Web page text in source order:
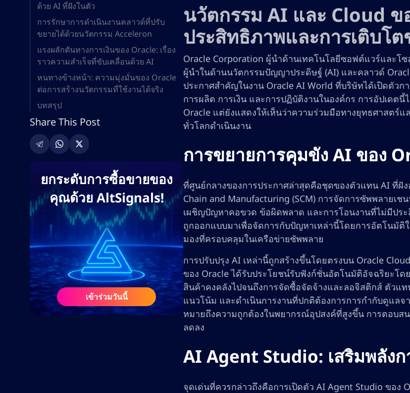
ด้วย AI ที่ฝังในตัว
การรักษาการดำเนินงานคลาวด์ที่ปรับ
ขยายได้ด้วยนวัตกรรม Acceleron
แรงผลักดันทางการเงินของ Oracle: เรื่อง
ราวความสำเร็จที่ขับเคลื่อนด้วย AI
หนทางข้างหน้า: ความมุ่งมั่นของ Oracle
ต่อการสร้างนวัตกรรมที่ใช้งานได้จริง
บทสรุป
Share This Post
ยกระดับการซื้อขายของ
คุณด้วย AltSignals!
เข้าร่วมวันนี้
นวัตกรรม AI และ Cloud
ประสิทธิภาพและการเติบโ
Oracle Corporation ผู้นำด้านเทคโนโลยีซอฟต์แวร์และโ
ผู้นำในด้านนวัตกรรมปัญญาประดิษฐ์ (AI) และคลาวด์
ประกาศสำคัญในงาน Oracle AI World ที่บริษัทได้เปิดตัว
การผลิต การเงิน และการปฏิบัติงานในองค์กร การอัปเดตนี้
Oracle แต่ยังแสดงให้เห็นว่าความร่วมมือทางยุทธศาสตร์
ทั่วโลกดำเนินงาน
การขยายการคุมขัง AI ของ
ที่ศูนย์กลางของการประกาศล่าสุดคือชุดของตัวแทน AI ที่ฝั
Chain and Manufacturing (SCM) การจัดการซัพพลายเ
เผชิญปัญหาคอขวด ข้อผิดพลาด และการโอนงานที่ไม่มีปร
ถูกออกแบบมาเพื่อจัดการกับปัญหาเหล่านี้โดยการอัตโนมัติ
มองที่ครอบคลุมในเครือข่ายซัพพลาย
การปรับปรุง AI เหล่านี้ถูกสร้างขึ้นโดยตรงบน Oracle
ของ Oracle ได้รับประโยชน์รับฟังก์ชั่นอัตโนมัติอัจฉริยะโด
สินค้าคงคลังไปจนถึงการจัดซื้อจัดจ้างและลอจิสติกส์ ตัว
แนวโน้ม และดำเนินการงานที่ปกติต้องการการกำกับดูแล
หมายถึงความถูกต้องในพยากรณ์อุปสงค์ที่สูงขึ้น การตอบส
ลดลง
AI Agent Studio: เสริมพลัง
จุดเด่นที่ควรกล่าวถึงคือการเปิดตัว AI Agent Studio ของ